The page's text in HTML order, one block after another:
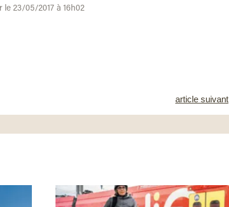
le 23/05/2017 à 16h02
article suivant